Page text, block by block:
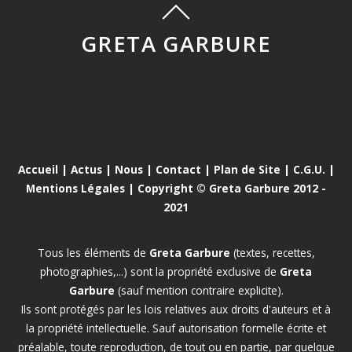
GRETA GARBURE
Accueil | Actus| Nous| Contact | Plan de Site | C.G.U. |
Mentions Légales | Copyright © Greta Garbure 2012 -
2021
Tous les éléments de Greta Garbure (textes, recettes,
photographies,...) sont la propriété exclusive de Greta
Garbure (sauf mention contraire explicite).
Ils sont protégés par les lois relatives aux droits d'auteurs et à
la propriété intellectuelle. Sauf autorisation formelle écrite et
préalable, toute reproduction, de tout ou en partie, par quelque